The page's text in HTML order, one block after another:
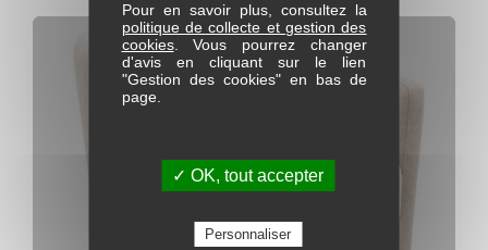
Pour en savoir plus, consultez la
politique de collecte et gestion des
cookies. Vous pourrez changer
d'avis en cliquant sur le lien
"Gestion des cookies" en bas de
page.
✓ OK, tout accepter
Personnaliser